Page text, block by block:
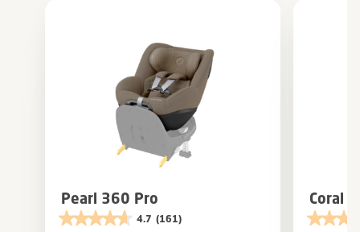
Pearl 360 Pro
4.7 (161)
Coral